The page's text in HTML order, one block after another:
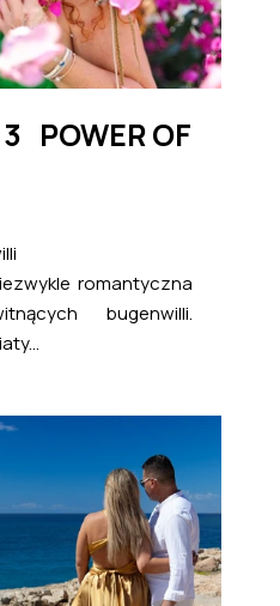
POWER OF
romantyczna
bugenwilli.